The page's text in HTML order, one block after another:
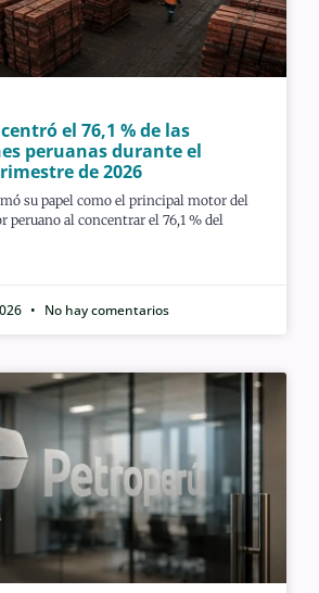
el 76,1 % de las
peruanas durante el
de 2026
su papel como el principal motor del
peruano al concentrar el 76,1 % del
No hay comentarios